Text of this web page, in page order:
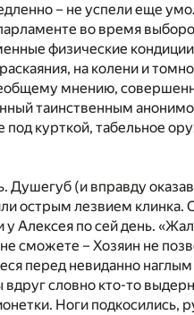
– не успели еще
во время
физические
на колени и
мнению,
таинственным
курткой, табельное
Душегуб (и вправду
острым лезвием клинка.
Алексея по сей день.
сможете – Хозяин не
перед невиданно
словно кто-то
Ноги подкосились,